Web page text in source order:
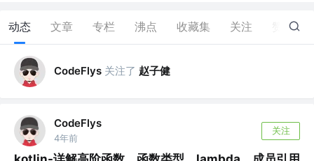
动态 文章 专栏 沸点 收藏集 关注 0
CodeFlys 关注了 赵子健
CodeFlys
4年前
关注